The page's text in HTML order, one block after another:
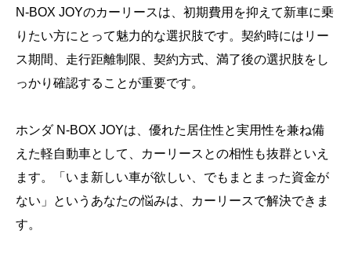
N-BOX JOYのカーリースは、初期費用を抑えて新車に乗
りたい方にとって魅力的な選択肢です。契約時にはリー
ス期間、走行距離制限、契約方式、満了後の選択肢をし
っかり確認することが重要です。
ホンダ N-BOX JOYは、優れた居住性と実用性を兼ね備
えた軽自動車として、カーリースとの相性も抜群といえ
ます。「いま新しい車が欲しい、でもまとまった資金が
ない」というあなたの悩みは、カーリースで解決できま
す。